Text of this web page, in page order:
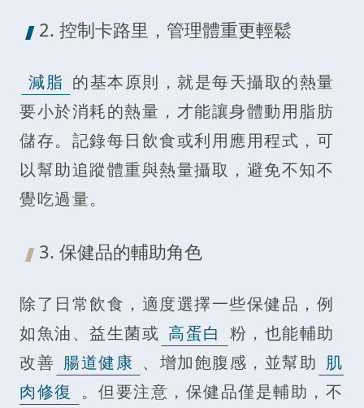
2. 控制卡路里，管理體重更輕鬆
減脂 的基本原則，就是每天攝取的熱量
要小於消耗的熱量，才能讓身體動用脂肪
儲存。記錄每日飲食或利用應用程式，可
以幫助追蹤體重與熱量攝取，避免不知不
覺吃過量。
3. 保健品的輔助角色
除了日常飲食，適度選擇一些保健品，例
如魚油、益生菌或 高蛋白 粉，也能輔助
改善 腸道健康 、增加飽腹感，並幫助 肌
肉修復
。但要注意，保健品僅是輔助，不